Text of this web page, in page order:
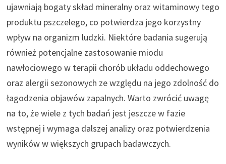
ujawniają bogaty skład mineralny oraz witaminowy tego
produktu pszczelego, co potwierdza jego korzystny
wpływ na organizm ludzki. Niektóre badania sugerują
również potencjalne zastosowanie miodu
nawłociowego w terapii chorób układu oddechowego
oraz alergii sezonowych ze względu na jego zdolność do
łagodzenia objawów zapalnych. Warto zwrócić uwagę
na to, że wiele z tych badań jest jeszcze w fazie
wstępnej i wymaga dalszej analizy oraz potwierdzenia
wyników w większych grupach badawczych.